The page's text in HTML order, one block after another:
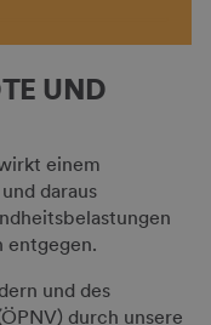
UND
einem
daraus
entgegen.
und des
durch unsere